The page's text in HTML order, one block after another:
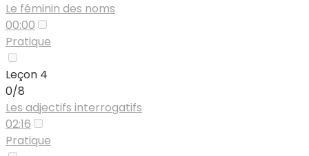
Le féminin des noms
00:00
Pratique
Leçon 4
0/8
Les adjectifs interrogatifs
02:16
Pratique